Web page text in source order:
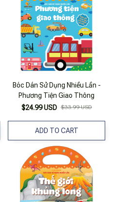
Bóc Dán Sử Dụng Nhiều Lần -
Phương Tiện Giao Thông
$24.99 USD $33.99 USD
ADD TO CART